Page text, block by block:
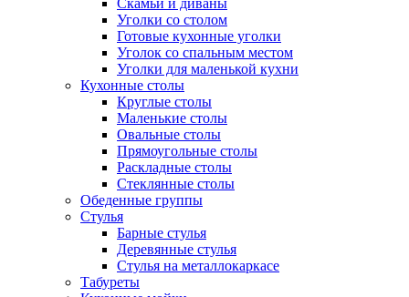
Скамьи и диваны
Уголки со столом
Готовые кухонные уголки
Уголок со спальным местом
Уголки для маленькой кухни
Кухонные столы
Круглые столы
Маленькие столы
Овальные столы
Прямоугольные столы
Раскладные столы
Стеклянные столы
Обеденные группы
Стулья
Барные стулья
Деревянные стулья
Стулья на металлокаркасе
Табуреты